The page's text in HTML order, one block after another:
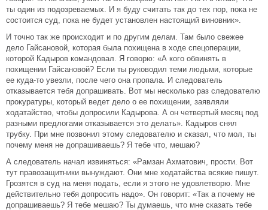
ты один из подозреваемых. И я буду считать так до тех пор, пока не
состоится суд, пока не будет установлен настоящий виновник».
И точно так же происходит и по другим делам. Там было свежее
дело Гайсановой, которая была похищена в ходе спецоперации,
которой Кадыров командовал. Я говорю: «А кого обвинять в
похищении Гайсановой? Если ты руководил теми людьми, которые
ее куда-то увезли, после чего она пропала. И следователь
отказывается тебя допрашивать. Вот мы несколько раз следователю
прокуратуры, который ведет дело о ее похищении, заявляли
ходатайство, чтобы допросили Кадырова. А он четвертый месяц под
разными предлогами отказывается это делать». Кадыров снял
трубку. При мне позвонил этому следователю и сказал, что мол, ты
почему меня не допрашиваешь? Я тебе что, мешаю?
А следователь начал извиняться: «Рамзан Ахматович, прости. Вот
тут правозащитники вынуждают. Они мне ходатайства всякие пишут.
Грозятся в суд на меня подать, если я этого не удовлетворю. Мне
действительно тебя допросить надо». Он говорит: «Так а почему не
допрашиваешь? Я тебе мешаю? Ты думаешь, что мне сказать тебе